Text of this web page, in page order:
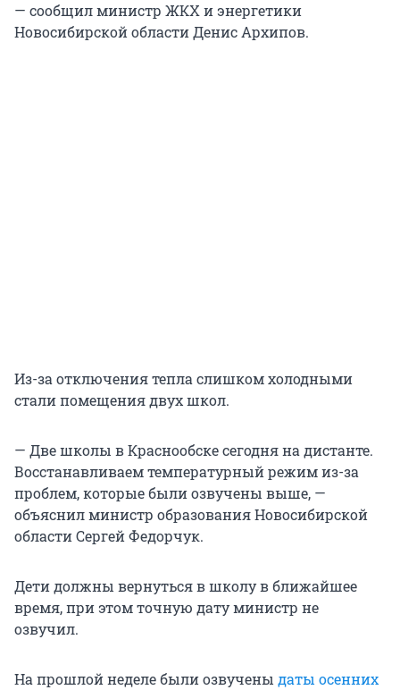
— сообщил министр ЖКХ и энергетики
Новосибирской области Денис Архипов.
Из-за отключения тепла слишком холодными
стали помещения двух школ.
— Две школы в Краснообске сегодня на дистанте.
Восстанавливаем температурный режим из-за
проблем, которые были озвучены выше, —
объяснил министр образования Новосибирской
области Сергей Федорчук.
Дети должны вернуться в школу в ближайшее
время, при этом точную дату министр не
озвучил.
На прошлой неделе были озвучены даты осенних